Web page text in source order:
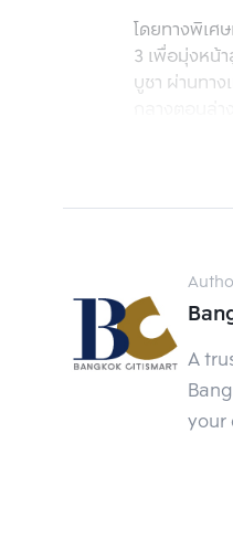
โดยทางพิเศ
3 เพื่อมุ่งหน้
บูชา ผ่านทา
กลางตอน
4.รวดเร็ว
5.ไลฟ์สไตล์
เนื่องจากทำ
อาคารสำนั
อาศัยโดยร
ความวุ่นวา
A
your